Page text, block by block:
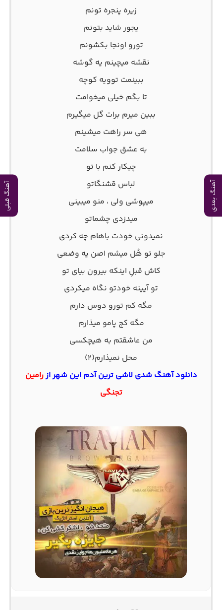
آهنگ بعدی آهنگ قبلی
زیره پنجره تونم
یجور شاید بتونم
تورو اونجا بکشونم
نقشه ميچينم يه گوشه
ببينمت توویه كوچه
تا بگم خیلی میخوامت
ببین میرم برات گل میگیرم
هی سر راهت میشینم
به عشق جواب سلامت
چيكار كنم با تو
لباس قشنگاتو
ميپوشی ولی ، منو میبینی
میدزدی چشماتو
نمیدونی خودت باهام چه کردی
جلو تو هُل میشم اصن یه وضعی
کاش قبلِ اینکه بیرون بیای تو
تو آیینه خودتو نگاه میکردی
مگه کم تورو دوس دارم
مگه کج پامو میذارم
من عاشقتم به هیچکسی
محل نمیذارم(۲)
دانلود آهنگ شدی لاشی ترین آدم این شهر ازرامین
تجنگی